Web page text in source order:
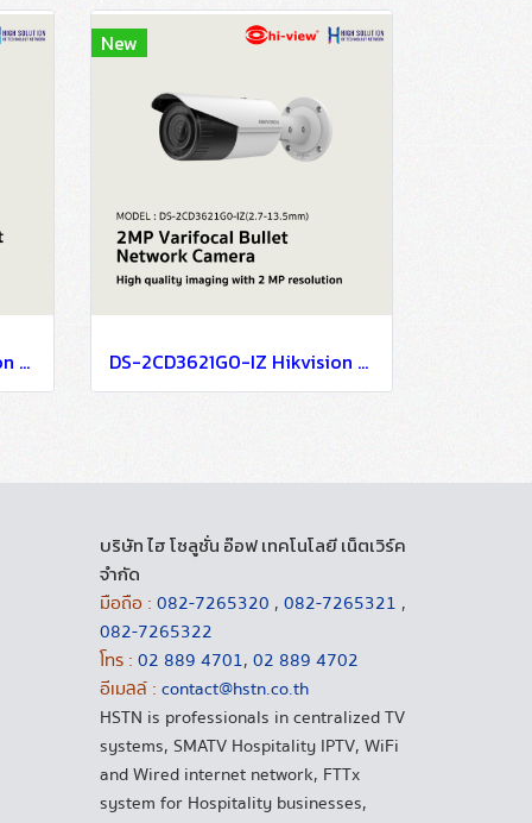
DS-2CD3321G0-IU Hikvision 2MP Build in Mic Fixed Turret Network Camera IP Camera CCTV Camera (2.8mm)
New
DS-2CD3621G0-IZ Hikvision 2MP Varifocal Bullet Network Camera IP Camera CCTV Camera (2.7-13.5mm)
บริษัท ไฮ โซลูชั่น อ๊อฟ เทคโนโลยี เน็ตเวิร์ค
จำกัด
มือถือ : 082-7265320 , 082-7265321 ,
082-7265322
โทร : 02 889 4701, 02 889 4702
อีเมลล์ : contact@hstn.co.th
HSTN is professionals in centralized TV
systems, SMATV Hospitality IPTV, WiFi
and Wired internet network, FTTx
system for Hospitality businesses,